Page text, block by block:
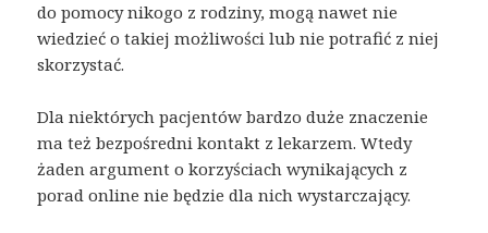
do pomocy nikogo z rodziny, mogą nawet nie
wiedzieć o takiej możliwości lub nie potrafić z niej
skorzystać.
Dla niektórych pacjentów bardzo duże znaczenie
ma też bezpośredni kontakt z lekarzem. Wtedy
żaden argument o korzyściach wynikających z
porad online nie będzie dla nich wystarczający.